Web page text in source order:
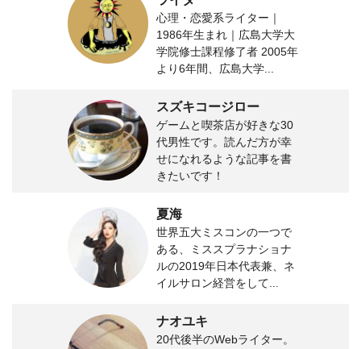
心理・恋愛系ライター｜
1986年生まれ｜広島大学大
学院修士課程修了者 2005年
より6年間、広島大学...
スズキコージロー
ゲームと喫茶店が好きな30
代男性です。読んだ方が幸
せになれるような記事を書
きたいです！
夏海
世界五大ミスコンの一つで
ある、ミススプラナショナ
ルの2019年日本代表兼、ネ
イルサロン経営をして...
ナオユキ
20代後半のWebライター。